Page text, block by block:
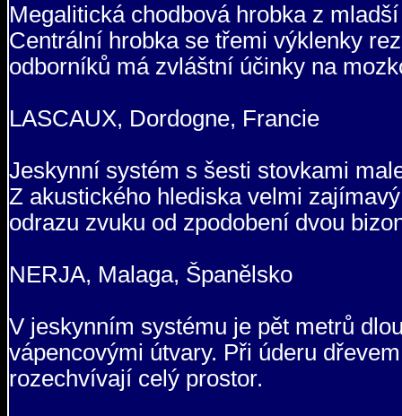
Megalitická chodbová hrobka z
Centrální hrobka se třemi výklenky
odborníků má zvláštní účinky na
LASCAUX, Dordogne, Francie
Jeskynní systém s šesti stovkami
Z akustického hlediska velmi
odrazu zvuku od zpodobení dvou
NERJA, Malaga, Španělsko
V jeskynním systému je pět metrů
vápencovými útvary. Při úderu
rozechvívají celý prostor.